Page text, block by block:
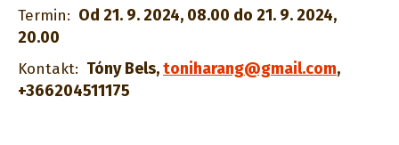
Termin: Od 21. 9. 2024, 08.00 do 21. 9. 2024,
20.00
Kontakt: Tóny Bels,toniharang@gmail.com,
+366204511175